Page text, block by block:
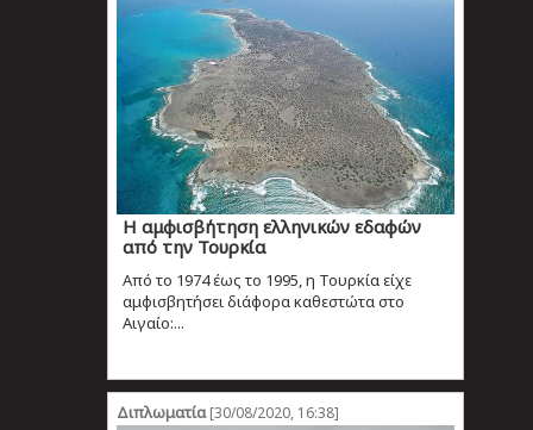
Η αμφισβήτηση ελληνικών εδαφών
από την Τουρκία
Από το 1974 έως το 1995, η Τουρκία είχε
αμφισβητήσει διάφορα καθεστώτα στο
Αιγαίο:...
Διπλωματία[30/08/2020, 16:38]